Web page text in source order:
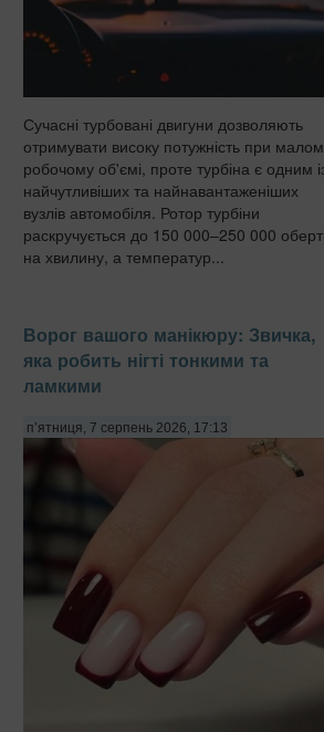
Сучасні турбовані двигуни дозволяють
отримувати високу потужність при
робочому об'ємі, проте турбіна є одним
найчутливіших та найнавантаженіших
вузлів автомобіля. Ротор турбіни
раскручується до 150 000–250 000
на хвилину, а температур...
Ворог вашого манікюру: Звичка,
яка робить нігті тонкими та
ламкими
п’ятниця, 7 серпень 2026, 17:13